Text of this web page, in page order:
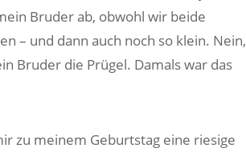
Bruder ab, obwohl wir beide
– und dann auch noch so klein. Nein,
Bruder die Prügel. Damals war das
zu meinem Geburtstag eine riesige